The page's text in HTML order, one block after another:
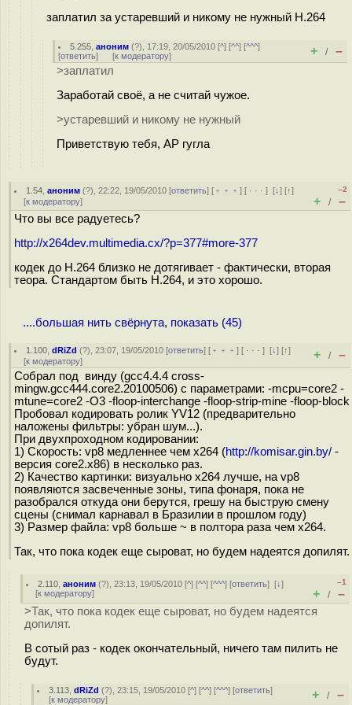
заплатил за устаревший и никому не нужный H.264
5.255 ,аноним (?), 17:19, 20/05/2010 [^] [^^] [^^^]
[ответить] [к модератору] + / –
>заплатил
Заработай своё, а не считай чужое.
>устаревший и никому не нужный
Приветствую тебя, АР гугла
1.54 ,аноним (?), 22:22, 19/05/2010 [ответить] [ ﹢﹢﹢] [ · · ·][↓] [↑]
[к модератору]
–2
+ / –
Что вы все радуетесь?
http://x264dev.multimedia.cx/?p=377#more-377
кодек до H.264 близко не дотягивает - фактически, вторая
теора. Стандартом быть H.264, и это хорошо.
....большая нить свёрнута, показать (45)
1.100 ,dRiZd (?), 23:07, 19/05/2010 [ответить] [ ﹢﹢﹢] [ · · ·][↓] [↑]
[к модератору] + / –
Собрал под винду (gcc4.4.4 cross-
mingw.gcc444.core2.20100506) с параметрами: -mcpu=core2 -
mtune=core2 -O3 -floop-interchange -floop-strip-mine -floop-block
Пробовал кодировать ролик YV12 (предварительно
наложены фильтры: убран шум...).
При двухпроходном кодировании:
1) Скорость: vp8 медленнее чем x264 (http://komisar.gin.by/ -
версия core2.x86) в несколько раз.
2) Качество картинки: визуально x264 лучше, на vp8
появляются засвеченные зоны, типа фонаря, пока не
разобрался откуда они берутся, грешу на быструю смену
сцены (снимал карнавал в Бразилии в прошлом году)
3) Размер файла: vp8 больше ~ в полтора раза чем x264.
Так, что пока кодек еще сыроват, но будем надеятся допилят.
2.110 ,аноним (?), 23:13, 19/05/2010 [^] [^^] [^^^] [ответить][↓]
[к модератору]
–1
+ / –
>Так, что пока кодек еще сыроват, но будем надеятся
допилят.
В сотый раз - кодек окончательный, ничего там пилить не
будут.
3.113 ,dRiZd (?), 23:15, 19/05/2010 [^] [^^] [^^^] [ответить]
[к модератору] + / –